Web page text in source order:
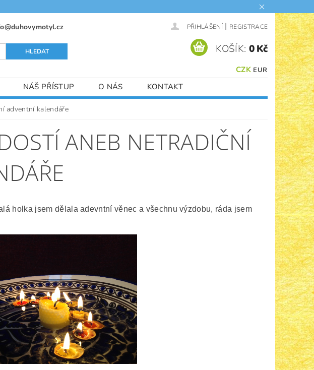
PŘIHLÁŠENÍ | REGISTRACE
CZK EUR
KOŠÍK: 0 Kč
NÁŠ PŘÍSTUP O NÁS
KONTAKT
adventní kalendáře
ANEB NETRADIČNÍ
holka jsem dělala adevntní věnec a všechnu výzdobu, ráda jsem